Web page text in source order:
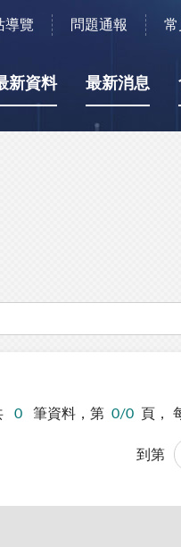
導覽 問題通報 常
新資料 最新消息
0 筆資料，第 0/0 頁，
到第